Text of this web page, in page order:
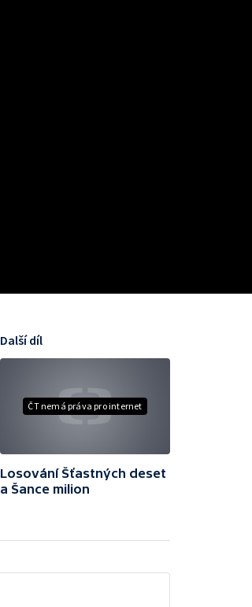
ČT nemá práva pro internet
Další díl
Losování Šťastných deset
a Šance milion